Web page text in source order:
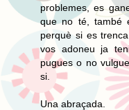
problemes, es
que no té, també
perquè si es
vos adoneu ja
pugues o no
si.
Una abraçada.